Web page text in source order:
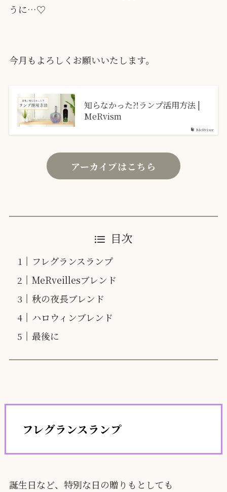
うに…♡
今月もよろしくお願いいたします。
MeRvism
知らなかった⁈ランプ活用方法 |
MeRvism
アーカイブはこちら
目次
フレグランスランプ
MeRveillesブレンド
秋の夜長ブレンド
ハロウィンブレンド
最後に
フレグランスランプ
誕生日など、特別な日の贈りもとしても